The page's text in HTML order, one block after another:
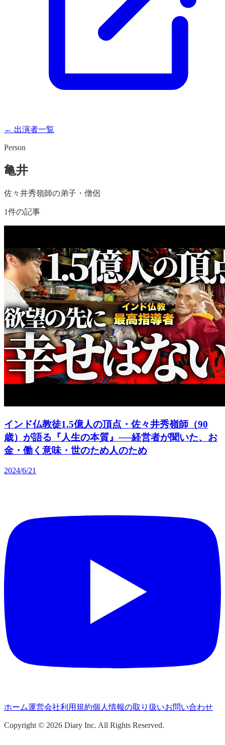
← 出演者一覧
Person
亀井
佐々井秀嶺師の弟子・僧侶
1件の記事
インド仏教徒1.5億人の頂点・佐々井秀嶺師（90
歳）が語る『人生の本質』──経営者が聞いた、お
金・働く意味・世のため人のため
2024/6/21
ホーム運営会社利用規約個人情報の取り扱いお問い合わせ
Copyright © 2026 Diary Inc. All Rights Reserved.